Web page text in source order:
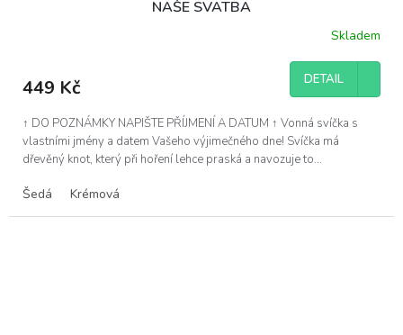
NAŠE SVATBA
Skladem
449 Kč DETAIL
↑ DO POZNÁMKY NAPIŠTE PŘÍJMENÍ A DATUM ↑ Vonná svíčka s
vlastními jmény a datem Vašeho výjimečného dne! Svíčka má
dřevěný knot, který při hoření lehce praská a navozuje to...
Šedá Krémová